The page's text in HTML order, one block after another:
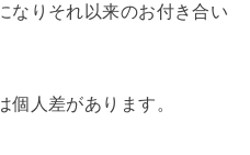
なりそれ以来のお付き合い
人差があります。